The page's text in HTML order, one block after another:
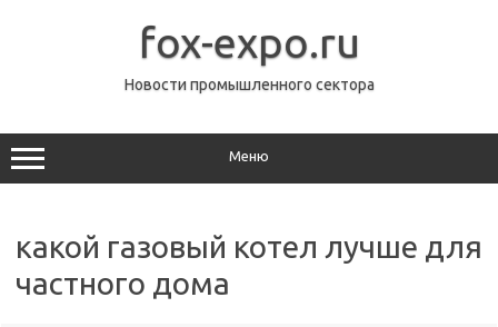
fox-expo.ru
Новости промышленного сектора
Меню
какой газовый котел лучше для
частного дома